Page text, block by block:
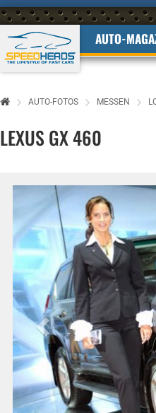
AUTO-
AUTO-FOTOS MESSEN
LEXUS GX 460